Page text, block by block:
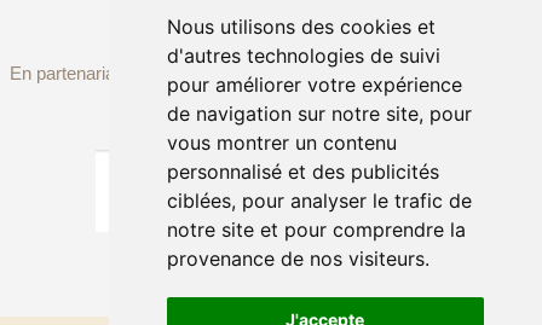
Nous utilisons des cookies et
d'autres technologies de suivi
pour améliorer votre expérience
de navigation sur notre site, pour
vous montrer un contenu
personnalisé et des publicités
ciblées, pour analyser le trafic de
notre site et pour comprendre la
provenance de nos visiteurs.
J'accepte
En partenariat avec